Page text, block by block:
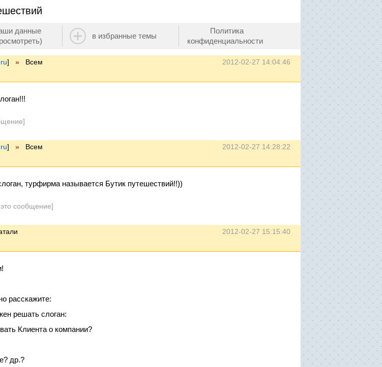
данные
в избранные темы
Политика
конфиденциальности
2012-02-27 14:04:46
] » Всем
2012-02-27 14:28:22
] » Всем
турфирма называется Бутик путешествий!!))
сообщение]
2012-02-27 15:15:40
расскажите:
решать слоган:
Клиента о компании?
др.?